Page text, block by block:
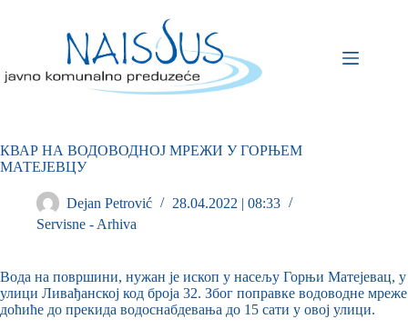
КВАР НА ВОДОВОДНОЈ МРЕЖИ У ГОРЊЕМ
МАТЕЈЕВЦУ
Dejan Petrović
28.04.2022 | 08:33
Servisne - Arhiva
Вода на површини, нужан је ископ у насељу Горњи Матејевац, у
улици Ливађанској код броја 32. Због поправке водоводне мреже
доћиће до прекида водоснабдевања до 15 сати у овој улици.